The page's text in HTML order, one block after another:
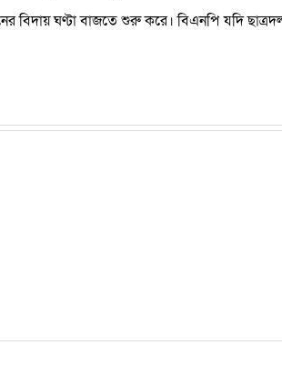
বিদায় ঘণ্টা বাজতে শুরু করে। বিএনপি যদি